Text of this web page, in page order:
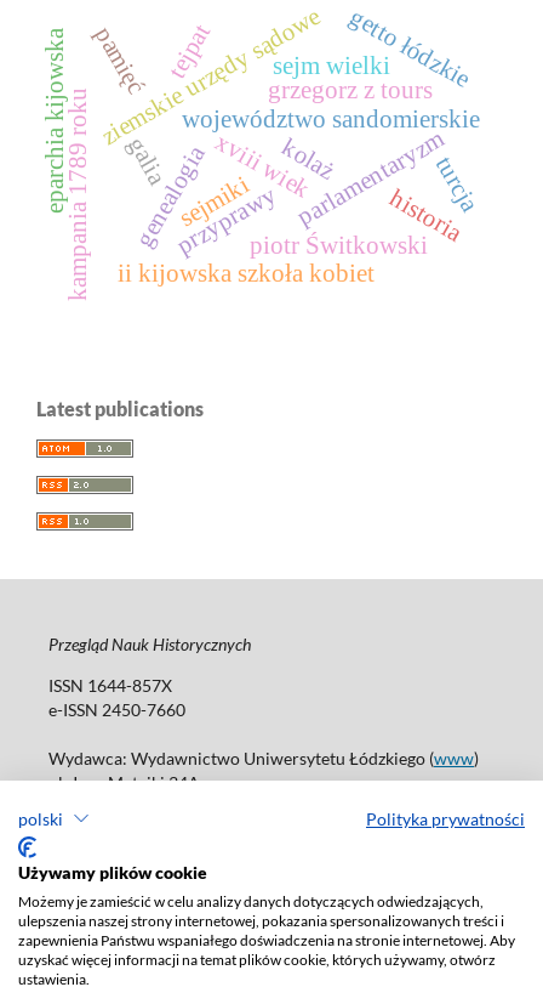
polski Polityka prywatności
Używamy plików cookie
Możemy je zamieścić w celu analizy danych dotyczących odwiedzających,
ulepszenia naszej strony internetowej, pokazania spersonalizowanych treści i
zapewnienia Państwu wspaniałego doświadczenia na stronie internetowej. Aby
uzyskać więcej informacji na temat plików cookie, których używamy, otwórz
ustawienia.
województwo sandomierskie
ziemskie urzędy sądowe
sejmiki parlamentaryzm
kampania 1789 roku piotr Świtkowski
xviii wiek
genealogia historia
grzegorz z tours
galia
eparchia kijowska
ii kijowska szkoła kobiet
przyprawy
tejpat
kolaż
getto łódzkie
turcja
pamięć sejm wielki
Latest publications
Przegląd Nauk Historycznych
ISSN 1644-857X
e-ISSN 2450-7660
Wydawca: Wydawnictwo Uniwersytetu Łódzkiego (www)
ul. Jana Matejki 34A
Tel.: 42 235 01 65, fax: 42 66 55 86
Deklaracja dostępności